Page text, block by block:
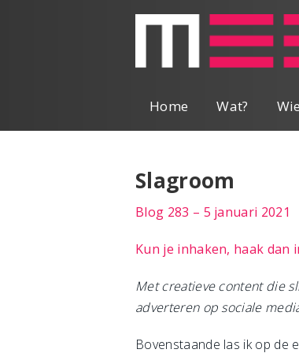
Home Wat?
Slagroom
Blog 283 – 5 januari 2021
Kun je inhaken, haak dan
Met creatieve content die
adverteren op sociale
Bovenstaande las ik op de